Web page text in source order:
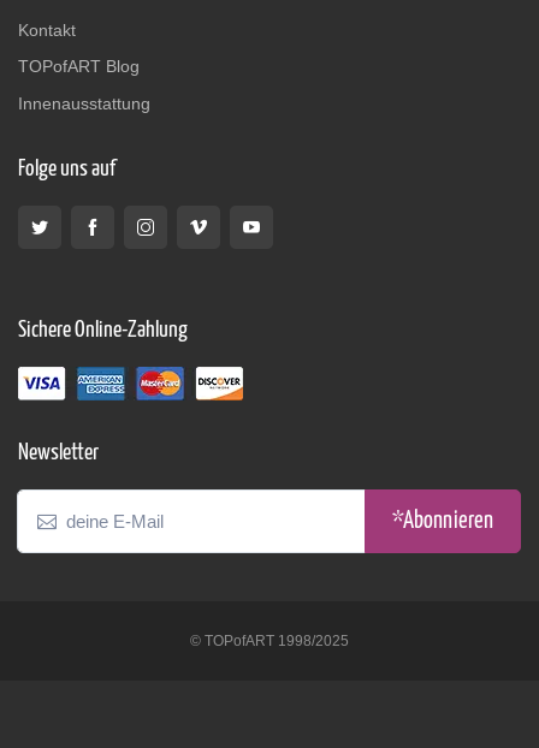
Kontakt
TOPofART Blog
Innenausstattung
Folge uns auf
Sichere Online-Zahlung
Newsletter
*Abonnieren
© TOPofART 1998/2025